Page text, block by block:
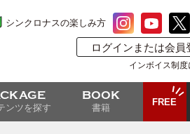
シンクロナスの楽しみ方
ログインまたは会員
インボイス制度
ンツを探す
BOOK
書籍
FREE